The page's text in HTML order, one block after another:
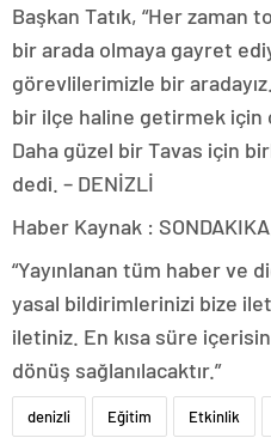
Başkan Tatık, “Her zaman
bir arada olmaya gayret
görevlilerimizle bir
bir ilçe haline getirmek için
Daha güzel bir Tavas için
dedi. – DENİZLİ
Haber Kaynak :
“Yayınlanan tüm haber ve
yasal bildirimlerinizi bize
iletiniz. En kısa süre
dönüş sağlanılacaktır.”
denizli Eğitim Etkinlik